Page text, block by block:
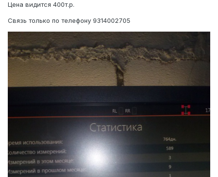
Цена видится 400т.р.
Связь только по телефону 9314002705